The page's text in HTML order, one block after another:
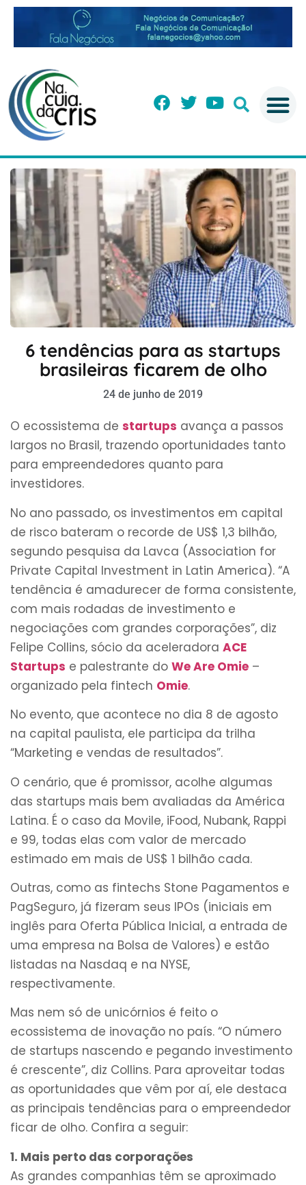
6 tendências para as startups
brasileiras ficarem de olho
24 de junho de 2019
O ecossistema de startups avança a passos
largos no Brasil, trazendo oportunidades tanto
para empreendedores quanto para
investidores.
No ano passado, os investimentos em capital
de risco bateram o recorde de US$ 1,3 bilhão,
segundo pesquisa da Lavca (Association for
Private Capital Investment in Latin America). “A
tendência é amadurecer de forma consistente,
com mais rodadas de investimento e
negociações com grandes corporações”, diz
Felipe Collins, sócio da aceleradora ACE
Startups e palestrante do We Are Omie –
organizado pela fintech Omie.
No evento, que acontece no dia 8 de agosto
na capital paulista, ele participa da trilha
“Marketing e vendas de resultados”.
O cenário, que é promissor, acolhe algumas
das startups mais bem avaliadas da América
Latina. É o caso da Movile, iFood, Nubank, Rappi
e 99, todas elas com valor de mercado
estimado em mais de US$ 1 bilhão cada.
Outras, como as fintechs Stone Pagamentos e
PagSeguro, já fizeram seus IPOs (iniciais em
inglês para Oferta Pública Inicial, a entrada de
uma empresa na Bolsa de Valores) e estão
listadas na Nasdaq e na NYSE,
respectivamente.
Mas nem só de unicórnios é feito o
ecossistema de inovação no país. “O número
de startups nascendo e pegando investimento
é crescente”, diz Collins. Para aproveitar todas
as oportunidades que vêm por aí, ele destaca
as principais tendências para o empreendedor
ficar de olho. Confira a seguir:
1. Mais perto das corporações
As grandes companhias têm se aproximado